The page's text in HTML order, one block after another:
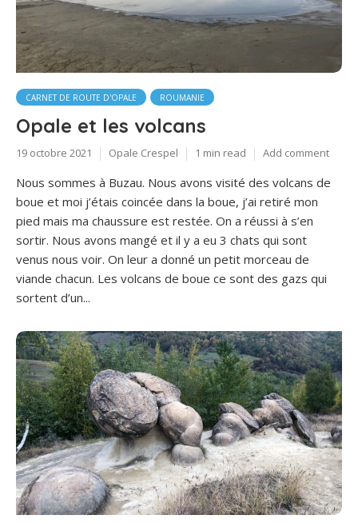
CARNET DE ROUTE D'OPALE ROUMANIE
Opale et les volcans
19 octobre 2021 Opale Crespel 1 min read Add comment
Nous sommes à Buzau. Nous avons visité des volcans de
boue et moi j’étais coincée dans la boue, j’ai retiré mon
pied mais ma chaussure est restée. On a réussi à s’en
sortir. Nous avons mangé et il y a eu 3 chats qui sont
venus nous voir. On leur a donné un petit morceau de
viande chacun. Les volcans de boue ce sont des gazs qui
sortent d’un...